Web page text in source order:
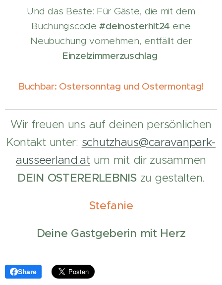
Und das Beste: Für Gäste, die mit dem
Buchungscode#deinosterhit24 eine
Neubuchung vornehmen, entfällt der
Einzelzimmerzuschlag
Buchbar: Ostersonntag und Ostermontag!
Wir freuen uns auf deinen persönlichen
Kontakt unter: schutzhaus@caravanpark-
ausseerland.at um mit dir zusammen
DEIN OSTERERLEBNIS zu gestalten.
Stefanie
Deine Gastgeberin mit Herz
Share